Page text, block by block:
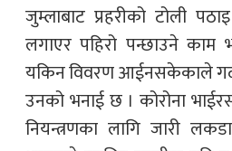
जुम्लाबाट प्रहरीको टोली
लगाएर पहिरो पन्छाउने काम
यकिन विवरण आईनसकेकाले
उनको भनाई छ । कोरोना
नियन्त्रणका लागि जारी